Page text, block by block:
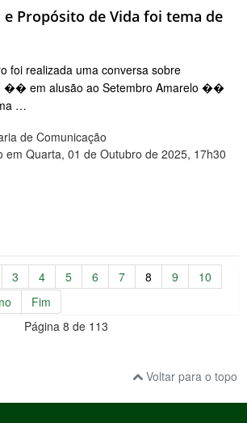
e Propósito de Vida foi tema de
foi realizada uma conversa sobre
�� em alusão ao Setembro Amarelo ��
…
de Comunicação
em Quarta, 01 de Outubro de 2025, 17h30
3 4 5 6 7 8 9
10
Fim
Página 8 de 113
Voltar para o topo